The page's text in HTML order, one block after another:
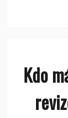
Kdo